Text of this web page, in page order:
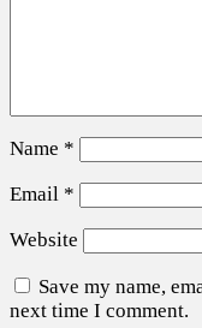
Name *
Email *
Website
Save my name,
next time I comment.